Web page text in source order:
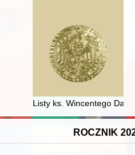
stałej Lubuskiego Muzeum
Listy ks. Wincentego
ROCZNIK